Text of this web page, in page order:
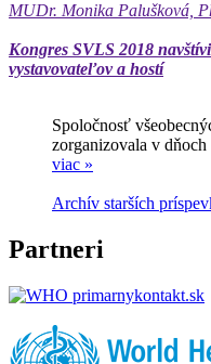
MUDr. Monika Palušková,
Kongres SVLS 2018
vystavovateľov a hostí
Spoločnosť
zorganizovala v
viac »
Archív starších
Partneri